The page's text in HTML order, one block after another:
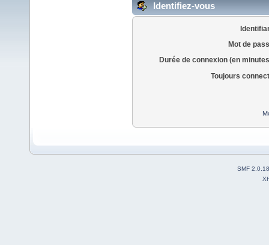
Identifiez-vous
Mot de
Durée de connexion (en
Toujours
SMF 2.0.18